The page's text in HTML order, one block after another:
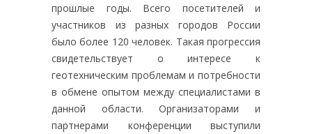
прошлые годы. Всего посетителей и
участников из разных городов России
было более 120 человек. Такая прогрессия
свидетельствует о интересе к
геотехническим проблемам и потребности
в обмене опытом между специалистами в
данной области. Организаторами и
партнерами конференции выступили